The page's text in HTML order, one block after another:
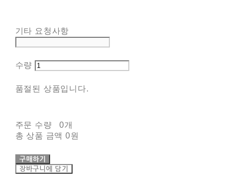
기타 요청사항
수량
품절된 상품입니다.
주문 수량
0개
총 상품 금액 0원
구매하기
장바구니에 담기